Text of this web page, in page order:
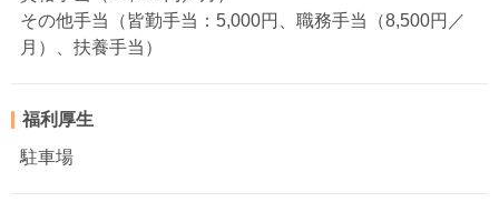
その他手当（皆勤手当：5,000円、職務手当（8,500円／
月）、扶養手当）
福利厚生
駐車場